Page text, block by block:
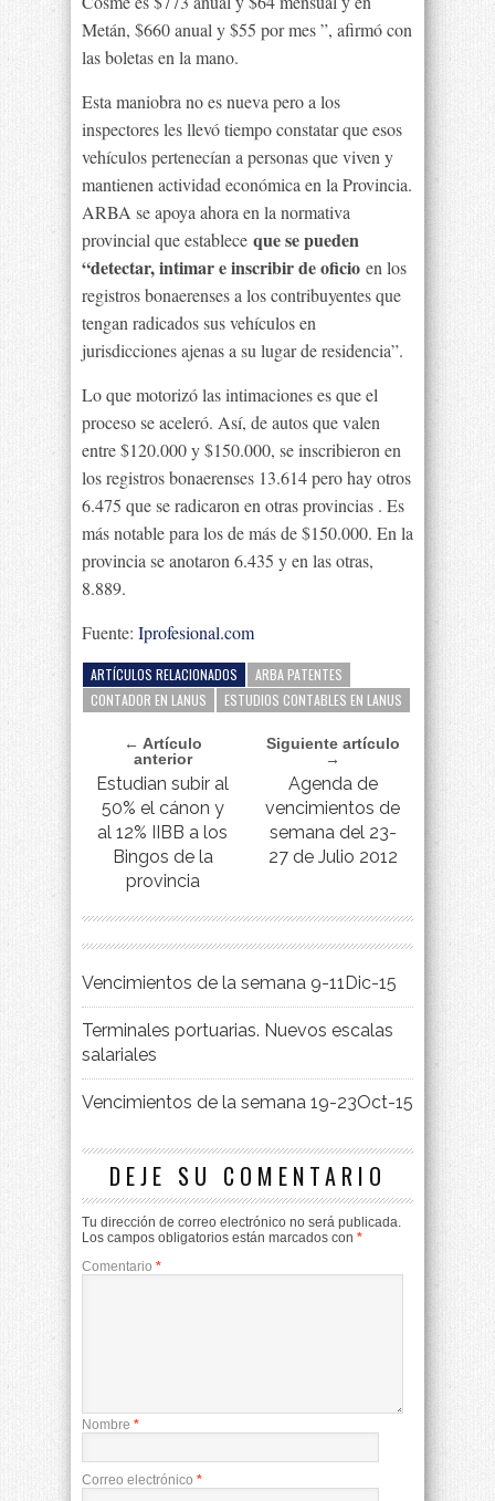
Metán, $660 anual y $55 por mes ”, afirmó con
las boletas en la mano.
Esta maniobra no es nueva pero a los
inspectores les llevó tiempo constatar que esos
vehículos pertenecían a personas que viven y
mantienen actividad económica en la Provincia.
ARBA se apoya ahora en la normativa
provincial que establece que se pueden
“detectar, intimar e inscribir de oficio en los
registros bonaerenses a los contribuyentes que
tengan radicados sus vehículos en
jurisdicciones ajenas a su lugar de residencia”.
Lo que motorizó las intimaciones es que el
proceso se aceleró. Así, de autos que valen
entre $120.000 y $150.000, se inscribieron en
los registros bonaerenses 13.614 pero hay otros
6.475 que se radicaron en otras provincias . Es
más notable para los de más de $150.000. En la
provincia se anotaron 6.435 y en las otras,
8.889.
Fuente: Iprofesional.com
ARTÍCULOS RELACIONADOS
ARBA PATENTES
CONTADOR EN LANUS
ESTUDIOS CONTABLES EN LANUS
← Artículo
anterior
Estudian subir al
50% el cánon y
al 12% IIBB a los
Bingos de la
provincia
Siguiente artículo
→
Agenda de
vencimientos de
semana del 23-
27 de Julio 2012
Vencimientos de la semana 9-11Dic-15
Terminales portuarias. Nuevos escalas
salariales
Vencimientos de la semana 19-23Oct-15
DEJE SU COMENTARIO
Tu dirección de correo electrónico no será publicada.
Los campos obligatorios están marcados con *
Comentario *
Nombre *
Correo electrónico *